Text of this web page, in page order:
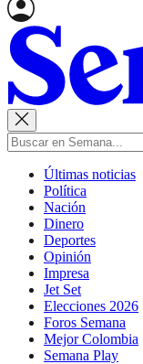
Últimas noticias
Política
Nación
Dinero
Deportes
Opinión
Impresa
Jet Set
Elecciones 2026
Foros Semana
Mejor Colombia
Semana Play